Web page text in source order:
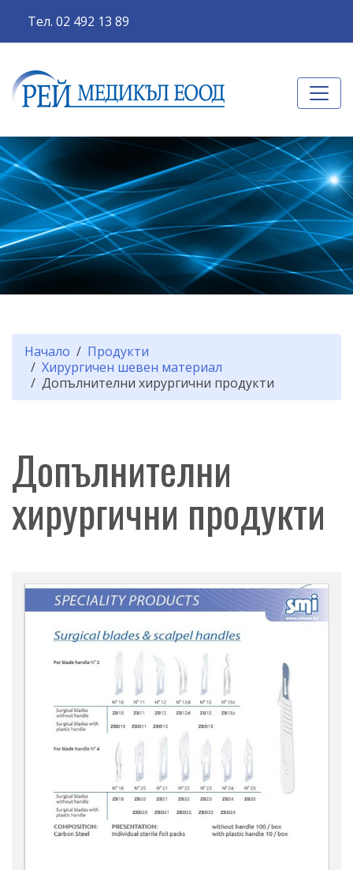
Тел. 02 492 13 89
Начало
Продукти
Хирургичен шевен материал
Допълнителни хирургични продукти
Допълнителни
хирургични продукти